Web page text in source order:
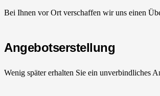
Bei Ihnen vor Ort verschaffen wir uns einen
Angebotserstellung
Wenig später erhalten Sie ein unverbindliches